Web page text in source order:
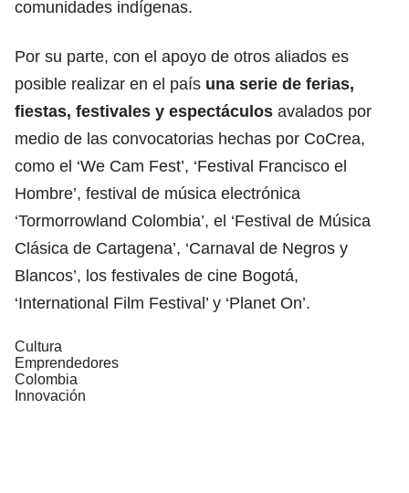
comunidades indígenas.
Por su parte, con el apoyo de otros aliados es
posible realizar en el país una serie de ferias,
fiestas, festivales y espectáculos avalados por
medio de las convocatorias hechas por CoCrea,
como el ‘We Cam Fest’, ‘Festival Francisco el
Hombre’, festival de música electrónica
‘Tormorrowland Colombia’, el ‘Festival de Música
Clásica de Cartagena’, ‘Carnaval de Negros y
Blancos’, los festivales de cine Bogotá,
‘International Film Festival’ y ‘Planet On’.
Cultura
Emprendedores
Colombia
Innovación